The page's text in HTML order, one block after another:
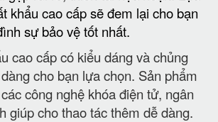
khẩu cao cấp sẽ đem lại cho bạn
sự bảo vệ tốt nhất.
cao cấp có kiểu dáng và chủng
cho bạn lựa chọn. Sản phẩm
công nghệ khóa điện tử, ngân
giúp cho thao tác thêm dễ dàng.